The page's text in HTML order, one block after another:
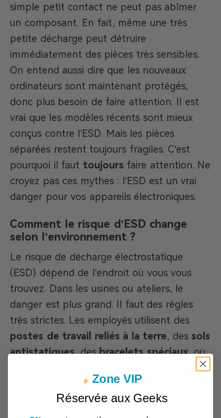
simple petit contact ne peut pas abîmer
un composant. En fait, même une très
petite décharge peut détruire
immédiatement des pièces très sensibles.
On entend aussi dire que les nouveaux
ordinateurs sont maintenant protégés,
donc plus besoin de faire attention. Il est
vrai que les modèles récents sont mieux
conçus contre l’ESD. Mais les pièces
séparées restent toujours fragiles. C’est
pourquoi il faut toujours faire attention. Ne
croyez pas ces mythes : l’ESD est un vrai
danger pour vos appareils électroniques.
Comment le risque d’ESD change
selon l’environnement ?
Le risque de décharge électrostatique
(ESD) dépend de l’endroit où vous vous
trouvez. Dans les usines ou ateliers, le
danger est plus grand. Il faut des règles
très strictes. Les employés utilisent des
postes de travail reliés à la terre, des sols
antistatiques, desbracelets spéciaux, ou
sont bien formés et suivent des procédures
pour éviter les accidents.
Zone VIP
Réservée aux Geeks